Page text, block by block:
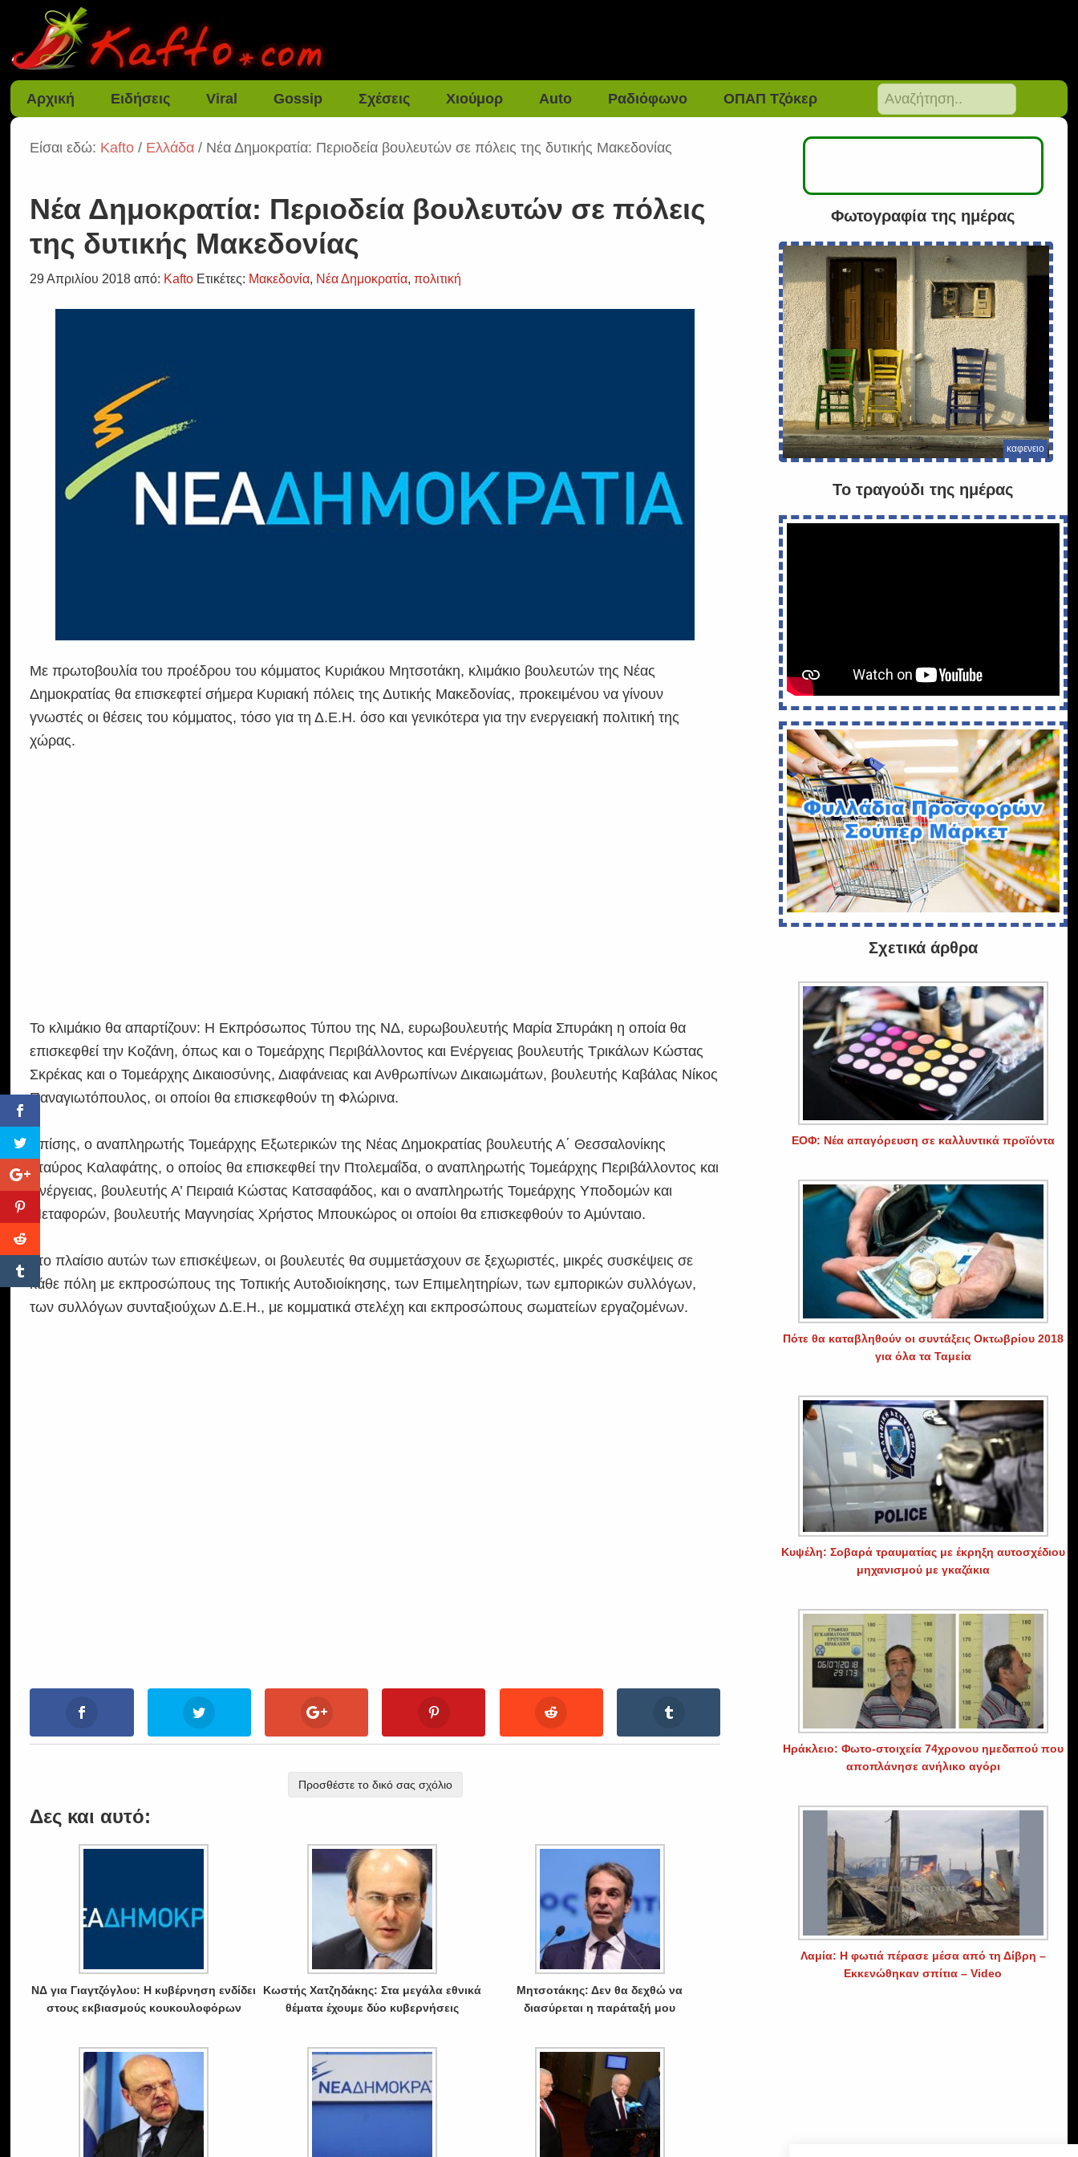
Αρχική Ειδήσεις Viral Gossip Σχέσεις Χιούμορ Auto Ραδιόφωνο ΟΠΑΠ Τζόκερ
Είσαι εδώ: Kafto / Ελλάδα / Νέα Δημοκρατία: Περιοδεία βουλευτών σε πόλεις της δυτικής Μακεδονίας
Νέα Δημοκρατία: Περιοδεία βουλευτών σε πόλεις
της δυτικής Μακεδονίας
29 Απριλίου 2018 από: Kafto Ετικέτες: Μακεδονία, Νέα Δημοκρατία,πολιτική
Με πρωτοβουλία του προέδρου του κόμματος Κυριάκου Μητσοτάκη, κλιμάκιο βουλευτών της Νέας
Δημοκρατίας θα επισκεφτεί σήμερα Κυριακή πόλεις της Δυτικής Μακεδονίας, προκειμένου να γίνουν
γνωστές οι θέσεις του κόμματος, τόσο για τη Δ.Ε.Η. όσο και γενικότερα για την ενεργειακή πολιτική της
χώρας.
Το κλιμάκιο θα απαρτίζουν: Η Εκπρόσωπος Τύπου της ΝΔ, ευρωβουλευτής Μαρία Σπυράκη η οποία θα
επισκεφθεί την Κοζάνη, όπως και ο Τομεάρχης Περιβάλλοντος και Ενέργειας βουλευτής Τρικάλων Κώστας
Σκρέκας και ο Τομεάρχης Δικαιοσύνης, Διαφάνειας και Ανθρωπίνων Δικαιωμάτων, βουλευτής Καβάλας Νίκος
Παναγιωτόπουλος, οι οποίοι θα επισκεφθούν τη Φλώρινα.
Επίσης, ο αναπληρωτής Τομεάρχης Εξωτερικών της Νέας Δημοκρατίας βουλευτής Α΄ Θεσσαλονίκης
Σταύρος Καλαφάτης, ο οποίος θα επισκεφθεί την Πτολεμαΐδα, ο αναπληρωτής Τομεάρχης Περιβάλλοντος και
Ενέργειας, βουλευτής Α’ Πειραιά Κώστας Κατσαφάδος, και ο αναπληρωτής Τομεάρχης Υποδομών και
Μεταφορών, βουλευτής Μαγνησίας Χρήστος Μπουκώρος οι οποίοι θα επισκεφθούν το Αμύνταιο.
Στο πλαίσιο αυτών των επισκέψεων, οι βουλευτές θα συμμετάσχουν σε ξεχωριστές, μικρές συσκέψεις σε
κάθε πόλη με εκπροσώπους της Τοπικής Αυτοδιοίκησης, των Επιμελητηρίων, των εμπορικών συλλόγων,
των συλλόγων συνταξιούχων Δ.Ε.Η., με κομματικά στελέχη και εκπροσώπους σωματείων εργαζομένων.
Προσθέστε το δικό σας σχόλιο
Δες και αυτό:
ΝΔ για Γιαγτζόγλου: Η κυβέρνηση ενδίδει
στους εκβιασμούς κουκουλοφόρων
Κωστής Χατζηδάκης: Στα μεγάλα εθνικά
θέματα έχουμε δύο κυβερνήσεις
Μητσοτάκης: Δεν θα δεχθώ να
διασύρεται η παράταξή μου
Φωτογραφία της ημέρας
καφενειο
Το τραγούδι της ημέρας
Σχετικά άρθρα
ΕΟΦ: Νέα απαγόρευση σε καλλυντικά προϊόντα
Πότε θα καταβληθούν οι συντάξεις Οκτωβρίου 2018
για όλα τα Ταμεία
Κυψέλη: Σοβαρά τραυματίας με έκρηξη αυτοσχέδιου
μηχανισμού με γκαζάκια
Ηράκλειο: Φωτο-στοιχεία 74χρονου ημεδαπού που
αποπλάνησε ανήλικο αγόρι
Λαμία: Η φωτιά πέρασε μέσα από τη Δίβρη –
Εκκενώθηκαν σπίτια – Video